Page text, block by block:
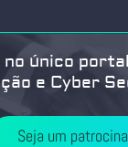
no único
e Cyber
Seja um